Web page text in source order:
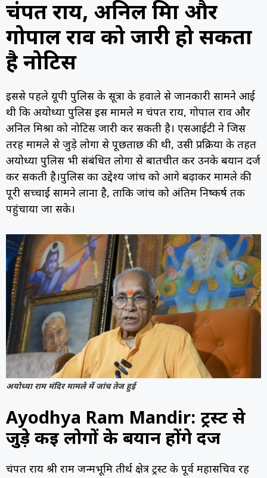
चंपत राय, अनिल मिश्रा और
गोपाल राव को जारी हो सकता
है नोटिस
इससे पहले यूपी पुलिस के सूत्रों के हवाले से जानकारी सामने आई
थी कि अयोध्या पुलिस इस मामले में चंपत राय, गोपाल राव और
अनिल मिश्रा को नोटिस जारी कर सकती है। एसआईटी ने जिस
तरह मामले से जुड़े लोगों से पूछताछ की थी, उसी प्रक्रिया के तहत
अयोध्या पुलिस भी संबंधित लोगों से बातचीत कर उनके बयान दर्ज
कर सकती है।पुलिस का उद्देश्य जांच को आगे बढ़ाकर मामले की
पूरी सच्चाई सामने लाना है, ताकि जांच को अंतिम निष्कर्ष तक
पहुंचाया जा सके।
अयोध्या राम मंदिर मामले में जांच तेज हुई
Ayodhya Ram Mandir: ट्रस्ट से
जुड़े कई लोगों के बयान होंगे दर्ज
चंपत राय श्री राम जन्मभूमि तीर्थ क्षेत्र ट्रस्ट के पूर्व महासचिव रह